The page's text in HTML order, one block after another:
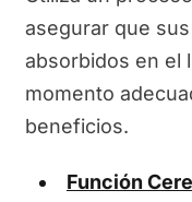
asegurar que
absorbidos en el
momento
beneficios.
Función